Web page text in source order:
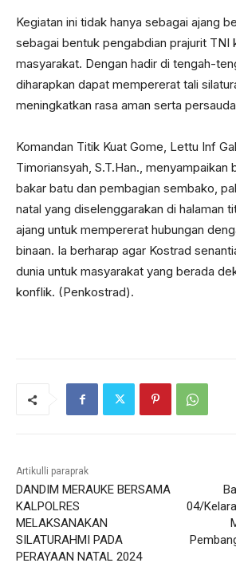
Kegiatan ini tidak hanya sebagai ajang
sebagai bentuk pengabdian prajurit TNI
masyarakat. Dengan hadir di tengah-
diharapkan dapat mempererat tali
meningkatkan rasa aman serta
Komandan Titik Kuat Gome, Lettu Inf
Timoriansyah, S.T.Han., menyampaikan
bakar batu dan pembagian sembako,
natal yang diselenggarakan di halaman
ajang untuk mempererat hubungan
binaan. Ia berharap agar Kostrad
dunia untuk masyarakat yang berada
konflik. (Penkostrad).
Artikulli paraprak
DANDIM MERAUKE BERSAMA
KALPOLRES
MELAKSANAKAN
SILATURAHMI PADA
PERAYAAN NATAL 2024
04/